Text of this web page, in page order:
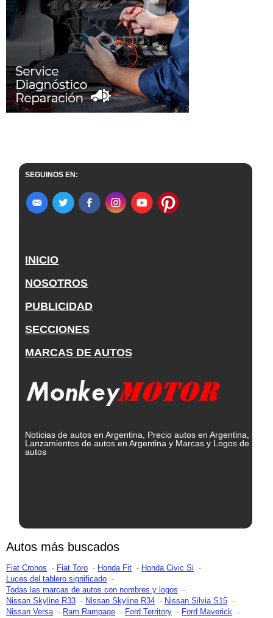
SEGUINOS EN:
INICIO
NOSOTROS
PUBLICIDAD
SECCIONES
MARCAS DE AUTOS
Noticias de autos en Argentina, Precio autos en Argentina,
Lanzamientos de autos en Argentina y Marcas y Logos de
autos
Autos más buscados
Fiat Cronos Fiat Toro Honda Fit
Honda Civic Si
Luces del tablero significado
Todas las marcas de autos con nombres y logos
Nissan Skyline R33
Nissan Skyline R34
Nissan Silvia S15
Nissan Versa
Ram Rampage Ford Territory Ford Maverick